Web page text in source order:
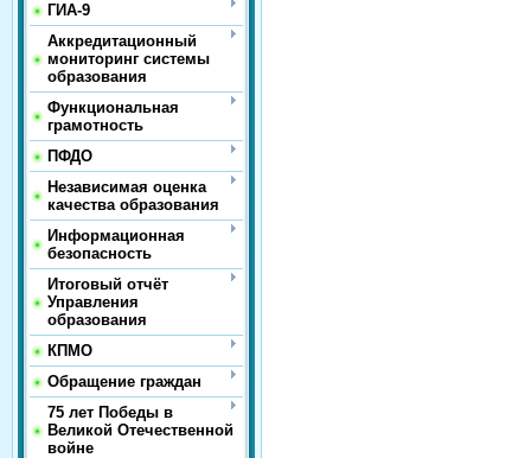
ГИА-9
Аккредитационный
мониторинг системы
образования
Функциональная
грамотность
ПФДО
Независимая оценка
качества образования
Информационная
безопасность
Итоговый отчёт
Управления
образования
КПМО
Обращение граждан
75 лет Победы в
Великой Отечественной
войне